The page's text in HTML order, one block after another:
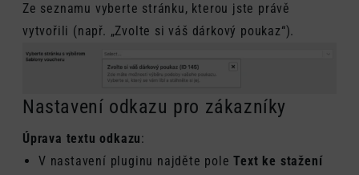
Ze seznamu vyberte stránku, kterou jste právě
vytvořili (např. „Zvolte si váš dárkový poukaz“).
Nastavení odkazu pro zákazníky
Úprava textu odkazu:
V nastavení pluginu najděte poleText ke stažení